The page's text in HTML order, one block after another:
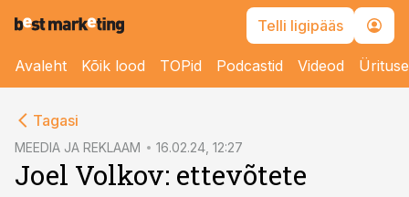
Telli ligipääs
Avaleht Kõik lood TOPid Podcastid Videod
Tagasi
MEEDIA JA REKLAAM 16.02.24, 12:27
Joel Volkov: ettevõtete